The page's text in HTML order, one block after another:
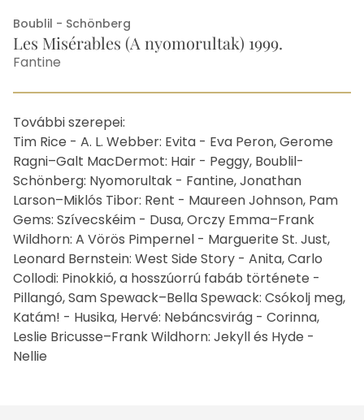
Boublil - Schönberg
Les Misérables (A nyomorultak) 1999.
Fantine
Egyéb
További szerepei:
Tim Rice - A. L. Webber: Evita - Eva Peron, Gerome
Ragni–Galt MacDermot: Hair - Peggy, Boublil-
Schönberg: Nyomorultak - Fantine, Jonathan
Larson–Miklós Tibor: Rent - Maureen Johnson, Pam
Gems: Szívecskéim - Dusa, Orczy Emma–Frank
Wildhorn: A Vörös Pimpernel - Marguerite St. Just,
Leonard Bernstein: West Side Story - Anita, Carlo
Collodi: Pinokkió, a hosszúorrú fabáb története -
Pillangó, Sam Spewack–Bella Spewack: Csókolj meg,
Katám! - Husika, Hervé: Nebáncsvirág - Corinna,
Leslie Bricusse–Frank Wildhorn: Jekyll és Hyde -
Nellie